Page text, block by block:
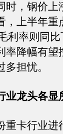
时，钢价
，上半年
利率则同
率降幅有
多担忧。
龙头各显
卡行业进